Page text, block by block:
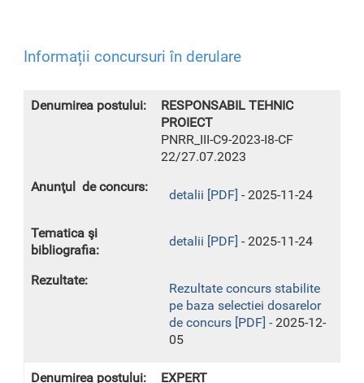
Informații concursuri în derulare
RESPONSABIL TEHNIC
PROIECT
PNRR_III-C9-2023-I8-CF
22/27.07.2023
detalii [PDF] - 2025-11-24
detalii [PDF] - 2025-11-24
Rezultate concurs stabilite
pe baza selectiei dosarelor
de concurs [PDF] - 2025-12-
05
EXPERT